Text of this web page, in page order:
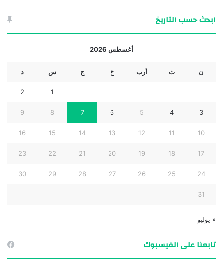
ابحث حسب التاريخ
أغسطس 2026
ن ث أرب خ ج س د
1
2
3
4
5
6
7
8
9
10
11
12
13
14
15
16
17
18
19
20
21
22
23
24
25
26
27
28
29
30
31
« يوليو
تابعنا على الفيسبوك